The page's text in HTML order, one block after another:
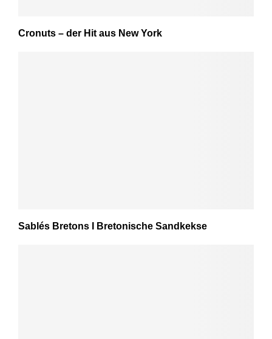
Cronuts – der Hit aus New York
Sablés Bretons I Bretonische Sandkekse